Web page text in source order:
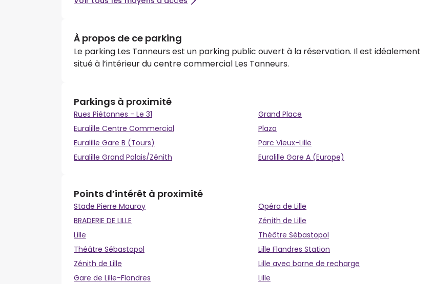
À propos de ce parking
Le parking Les Tanneurs est un parking public ouvert à la réservation. Il est idéalement
situé à l’intérieur du centre commercial Les Tanneurs.
Parkings à proximité
Rues Piétonnes - Le 31
Grand Place
Euralille Centre Commercial
Plaza
Euralille Gare B (Tours)
Parc Vieux-Lille
Euralille Grand Palais/Zénith
Euralille Gare A (Europe)
Points d’intérêt à proximité
Stade Pierre Mauroy
Opéra de Lille
BRADERIE DE LILLE
Zénith de Lille
Lille
Théâtre Sébastopol
Théâtre Sébastopol
Lille Flandres Station
Zénith de Lille
Lille avec borne de recharge
Gare de Lille-Flandres
Lille